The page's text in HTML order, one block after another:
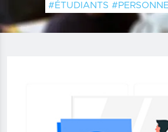
#ÉTUDIANTS